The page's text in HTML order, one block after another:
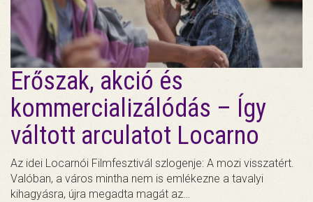
Erőszak, akció és
kommercializálódás – Így
váltott arculatot Locarno
Az idei Locarnói Filmfesztivál szlogenje: A mozi visszatért.
Valóban, a város mintha nem is emlékezne a tavalyi
kihagyásra, újra megadta magát az…